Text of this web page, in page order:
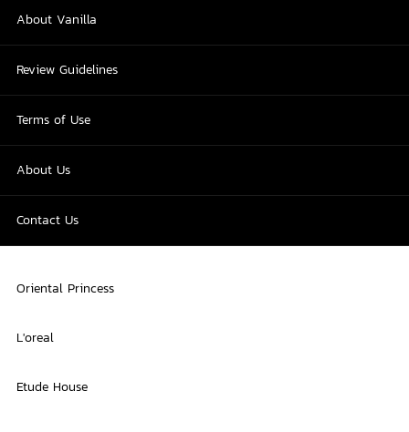
About Vanilla
Review Guidelines
Terms of Use
About Us
Contact Us
Oriental Princess
L'oreal
Etude House